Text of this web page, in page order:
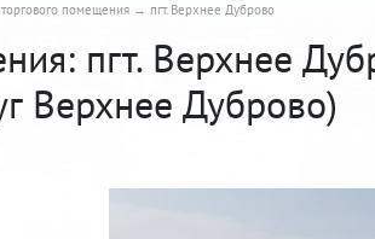
помещения пгт. Верхнее Дуброво
пгт. Верхнее
Верхнее Дуброво)